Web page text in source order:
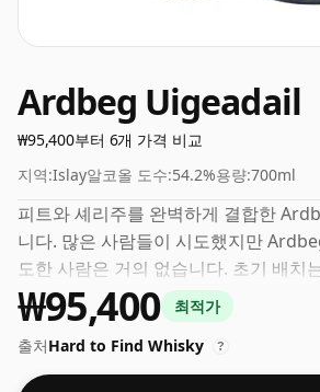
Ardbeg Uigeadail
₩95,400부터 6개 가격 비교
지역:Islay알코올 도수:54.2%용량:700ml
피트와 셰리주를 완벽하게 결합한
니다. 많은 사람들이 시도했지만
도한 사람은 거의 없습니다. 초기 배치
2010년 Jim Murray의 위스키 성경에서
와 올해의 스카치 싱글 몰트 상을 수상
다.
₩95,400
최적가
출처Hard to Find Whisky ?